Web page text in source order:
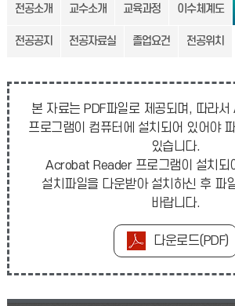
전공소개 교수소개 교육과정 이수체계도
전공공지 전공자료실 졸업요건 전공위치
본 자료는 PDF파일로 제공되며, 따라
프로그램이 컴퓨터에 설치되어 있어야
있습니다.
Acrobat Reader 프로그램이 설치되
설치파일을 다운받아 설치하신 후 파
바랍니다.
다운로드(PDF)